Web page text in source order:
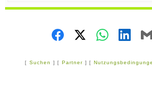
[ Suchen ] [ Partner ] [